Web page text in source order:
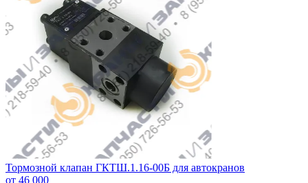
Тормозной клапан ГКТШ.1.16-00Б для автокранов
от 46 000